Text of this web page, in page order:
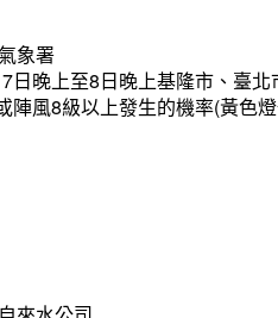
象署
日晚上至8日晚上基隆市、臺
陣風8級以上發生的機率(黃色